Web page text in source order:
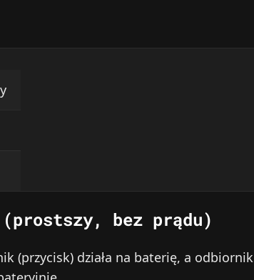
(prostszy, bez prądu)
(przycisk) działa na baterię, a odbiornik